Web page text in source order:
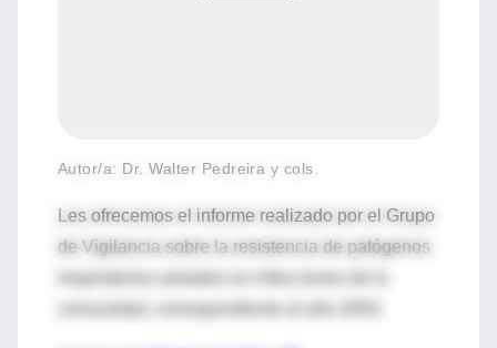
Autor/a: Dr. Walter Pedreira y cols.
Les ofrecemos el informe realizado por el Grupo
de Vigilancia sobre la resistencia de patógenos